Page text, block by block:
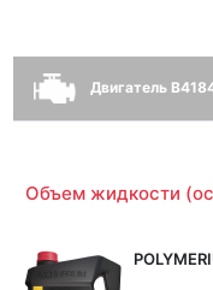
Двигатель
Объем жидкости